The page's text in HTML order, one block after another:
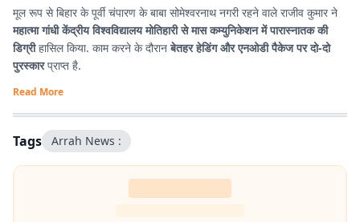
मूल रूप से बिहार के पूर्वी चंपारण के बाबा सोमेश्वरनाथ नगरी रहने वाले राजीव कुमार ने
महात्मा गांधी केंद्रीय विश्वविद्यालय मोतिहारी से मास कम्युनिकेशन में पारास्नातक की
डिग्रीहासिल किया. काम करने के दौरानबेतहर हेडिंग और एनओडी पैकेज पर दो-दो
पुरस्कारप्राप्त है.
Read More
Tags Arrah News :